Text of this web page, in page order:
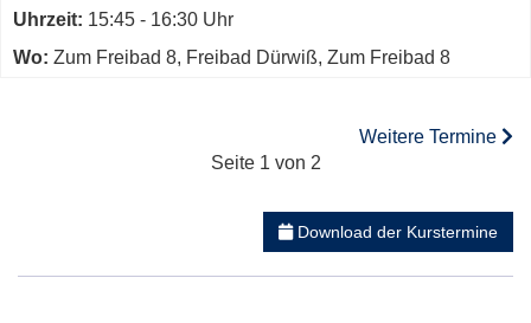
Uhrzeit: 15:45 - 16:30 Uhr
Wo: Zum Freibad 8, Freibad Dürwiß, Zum Freibad 8
Weitere Termine
Seite 1 von 2
Download der Kurstermine